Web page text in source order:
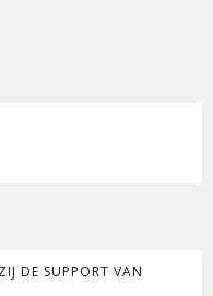
DE SUPPORT VAN